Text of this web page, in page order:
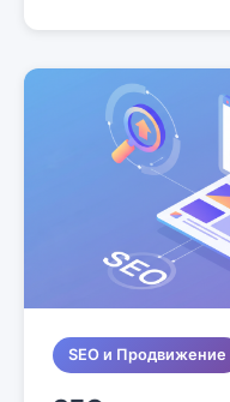
SEO и Продвижение